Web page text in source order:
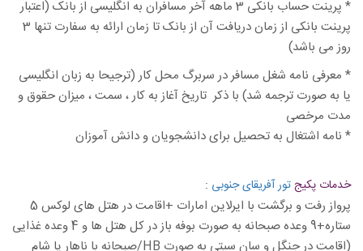
* پرینت حساب بانکی 3 ماهه آخر مسافران به انگلیسی از بانک (اعتبار
پرینت بانکی از زمان دریافت آن از بانک تا زمان ارائه به سفارت تنها 3
روز می باشد)
* معرفی نامه شغل مسافر در سربرگ محل کار (ترجیحا به زبان انگلیسی
یا به صورت ترجمه شد) با ذکر تاریخ آغاز به کار ، سمت ، میزان حقوق و
مدت مرخصی
* نامه اشتغال به تحصیل برای دانشجویان و دانش آموزان
خدمات پکیجتور آفریقای جنوبی :
پرواز رفت و برگشت با ایرلاین امارات +اقامت در هتل های لوکس 5
ستاره+9 وعده صبحانه به صورت بوفه باز در کل هتل ها و 4 وعده غذایی
(اقامت در جنگل و سان سیتی به صورت HB/صبحانه با ناهار یا شام